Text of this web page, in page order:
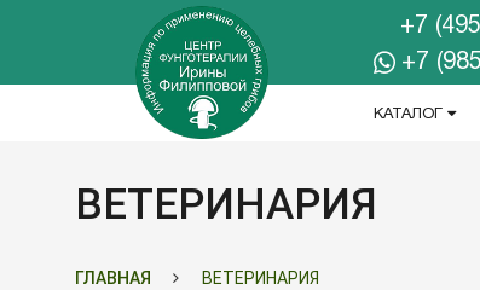
+7
+7
КАТАЛОГ
ВЕТЕРИНАРИЯ
ГЛАВНАЯ ВЕТЕРИНАРИЯ